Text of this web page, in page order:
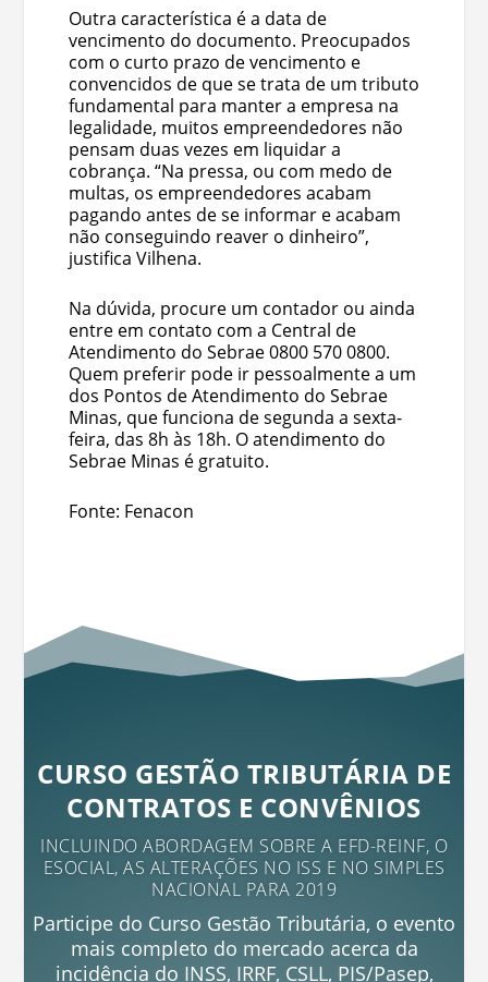
Outra característica é a data de
vencimento do documento. Preocupados
com o curto prazo de vencimento e
convencidos de que se trata de um tributo
fundamental para manter a empresa na
legalidade, muitos empreendedores não
pensam duas vezes em liquidar a
cobrança. “Na pressa, ou com medo de
multas, os empreendedores acabam
pagando antes de se informar e acabam
não conseguindo reaver o dinheiro”,
justifica Vilhena.
Na dúvida, procure um contador ou ainda
entre em contato com a Central de
Atendimento do Sebrae 0800 570 0800.
Quem preferir pode ir pessoalmente a um
dos Pontos de Atendimento do Sebrae
Minas, que funciona de segunda a sexta-
feira, das 8h às 18h. O atendimento do
Sebrae Minas é gratuito.
Fonte: Fenacon
CURSO GESTÃO TRIBUTÁRIA DE
CONTRATOS E CONVÊNIOS
INCLUINDO ABORDAGEM SOBRE A EFD-REINF, O
ESOCIAL, AS ALTERAÇÕES NO ISS E NO SIMPLES
NACIONAL PARA 2019
Participe do Curso Gestão Tributária, o evento
mais completo do mercado acerca da
incidência do INSS, IRRF, CSLL, PIS/Pasep,